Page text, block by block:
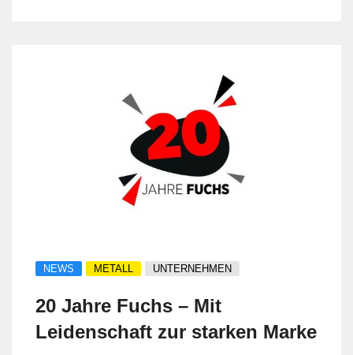
enhanced performance. The result is
forged components with superior
mechanical properties and greater
reliability than castings, perfectly suited for
demanding environment.
NEWS METALL UNTERNEHMEN
20 Jahre Fuchs – Mit
Leidenschaft zur starken Marke